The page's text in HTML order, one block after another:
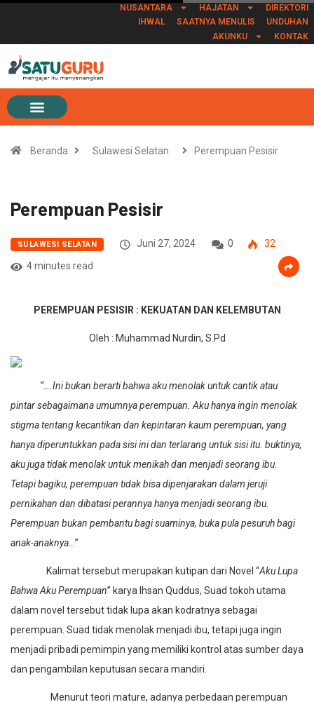
NUSANTARA HAJATAN
DIREKTORI
IHWAL
SAATNYA MENULIS
UNDUHAN
AKUNKU
KONTAK
Beranda Sulawesi Selatan Perempuan Pesisir
Perempuan Pesisir
SULAWESI SELATAN Juni 27, 2024 0
32
4 minutes read
PEREMPUAN PESISIR : KEKUATAN DAN KELEMBUTAN
Oleh : Muhammad Nurdin, S.Pd
“….Ini bukan berarti bahwa aku menolak untuk cantik atau
pintar sebagaimana umumnya perempuan. Aku hanya ingin menolak
stigma tentang kecantikan dan kepintaran kaum perempuan, yang
hanya diperuntukkan pada sisi ini dan terlarang untuk sisi itu. buktinya,
aku juga tidak menolak untuk menikah dan menjadi seorang ibu.
Tetapi bagiku, perempuan tidak bisa dipenjarakan dalam jeruji
pernikahan dan dibatasi perannya hanya menjadi seorang ibu.
Perempuan bukan pembantu bagi suaminya, buka pula pesuruh bagi
anak-anaknya…”
Kalimat tersebut merupakan kutipan dari Novel “Aku Lupa
Bahwa Aku Perempuan” karya Ihsan Quddus, Suad tokoh utama
dalam novel tersebut tidak lupa akan kodratnya sebagai
perempuan. Suad tidak menolak menjadi ibu, tetapi juga ingin
menjadi pribadi pemimpin yang memiliki kontrol atas sumber daya
dan pengambilan keputusan secara mandiri.
Menurut teori mature, adanya perbedaan perempuan